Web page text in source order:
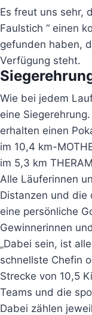
Es freut uns sehr,
Faulstich “ einen
gefunden haben,
Verfügung steht.
Wie bei jedem
eine
erhalten einen
im 10,4 km-
im 5,3 km
Alle Läuferinnen
Distanzen und die
eine persönliche
Gewinnerinnen
„Dabei sein, ist
schnellste Chefin
Strecke von 10,5
Teams und die
Dabei zählen